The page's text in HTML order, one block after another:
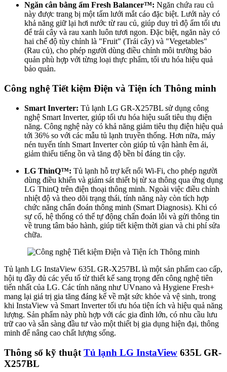
Ngăn cân bằng ẩm Fresh Balancer™: Ngăn chứa rau củ
này được trang bị một tấm lưới mắt cáo đặc biệt. Lưới này có
khả năng giữ lại hơi nước từ rau củ, giúp duy trì độ ẩm tối ưu
để trái cây và rau xanh luôn tươi ngon. Đặc biệt, ngăn này có
hai chế độ tùy chỉnh là "Fruit" (Trái cây) và "Vegetables"
(Rau củ), cho phép người dùng điều chỉnh môi trường bảo
quản phù hợp với từng loại thực phẩm, tối ưu hóa hiệu quả
bảo quản.
Công nghệ Tiết kiệm Điện và Tiện ích Thông minh
Smart Inverter: Tủ lạnh LG GR-X257BL sử dụng công
nghệ Smart Inverter, giúp tối ưu hóa hiệu suất tiêu thụ điện
năng. Công nghệ này có khả năng giảm tiêu thụ điện hiệu quả
tới 36% so với các mẫu tủ lạnh truyền thống. Hơn nữa, máy
nén tuyến tính Smart Inverter còn giúp tủ vận hành êm ái,
giảm thiểu tiếng ồn và tăng độ bền bỉ đáng tin cậy.
LG ThinQ™: Tủ lạnh hỗ trợ kết nối Wi-Fi, cho phép người
dùng điều khiển và giám sát thiết bị từ xa thông qua ứng dụng
LG ThinQ trên điện thoại thông minh. Ngoài việc điều chỉnh
nhiệt độ và theo dõi trạng thái, tính năng này còn tích hợp
chức năng chẩn đoán thông minh (Smart Diagnosis). Khi có
sự cố, hệ thống có thể tự động chẩn đoán lỗi và gửi thông tin
về trung tâm bảo hành, giúp tiết kiệm thời gian và chi phí sửa
chữa.
Tủ lạnh LG InstaView 635L GR-X257BL là một sản phẩm cao cấp,
hội tụ đầy đủ các yếu tố từ thiết kế sang trọng đến công nghệ tiên
tiến nhất của LG. Các tính năng như UVnano và Hygiene Fresh+
mang lại giá trị gia tăng đáng kể về mặt sức khỏe và vệ sinh, trong
khi InstaView và Smart Inverter tối ưu hóa tiện ích và hiệu quả năng
lượng. Sản phẩm này phù hợp với các gia đình lớn, có nhu cầu lưu
trữ cao và sẵn sàng đầu tư vào một thiết bị gia dụng hiện đại, thông
minh để nâng cao chất lượng sống.
Thông số kỹ thuật Tủ lạnh LG InstaView 635L GR-
X257BL